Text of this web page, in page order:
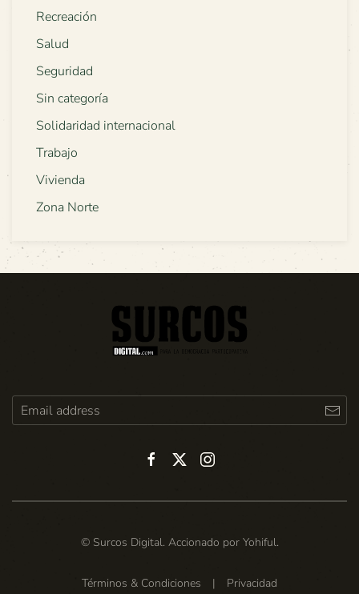
Recreación
Salud
Seguridad
Sin categoría
Solidaridad internacional
Trabajo
Vivienda
Zona Norte
© Surcos Digital. Accionado por Yohiful.
Términos & Condiciones | Privacidad